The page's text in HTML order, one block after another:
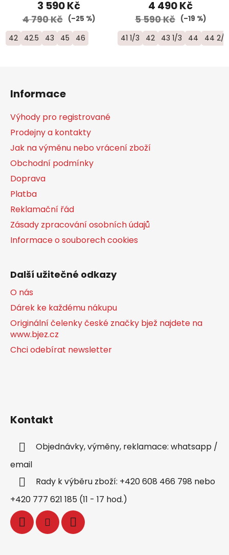
3 590 Kč
4 790 Kč (–25 %)
42 42.5 43 45 46
4 490 Kč
5 590 Kč (–19 %)
41 1/3 42 43 1/3 44 44 2/3
Informace
Výhody pro registrované
Prodejny a kontakty
Jak na výměnu nebo vrácení zboží
Obchodní podmínky
Doprava
Platba
Reklamační řád
Zásady zpracování osobních údajů
Informace o souborech cookies
Další užitečné odkazy
O nás
Dárek ke každému nákupu
Originální čelenky české značky bjež najdete na
www.bjez.cz
Chci odebírat newsletter
Kontakt
Objednávky, výměny, reklamace: whatsapp /
email
Rady k výběru zboží: +420 608 466 798 nebo
+420 777 621 185 (11 - 17 hod.)